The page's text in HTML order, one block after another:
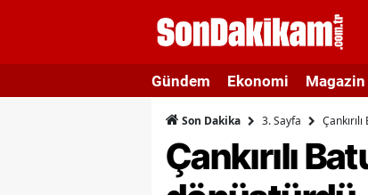
Gündem Ekonomi Magazin
Son Dakika 3. Sayfa
Çankırılı